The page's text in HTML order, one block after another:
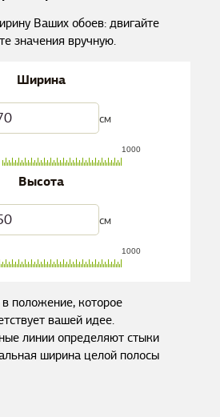
Ваших обоев: двигайте
значения вручную.
Ширина
см
1000
Высота
см
1000
положение, которое
вашей идее.
линии определяют стыки
ширина целой полосы